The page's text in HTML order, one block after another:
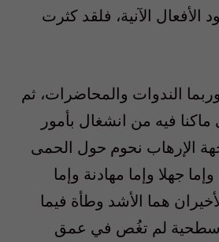
الأفعال الآنية، فلقد كثرت
وربما الندوات والمحاضرات، ثم
ماكنا فيه من انشغال بأمور
الإرهاب نحوم حول الحمى
جهلا وإما مهادنة وإما
هما الأشد وطأة فيما
سطحية لم تغُص في عمق